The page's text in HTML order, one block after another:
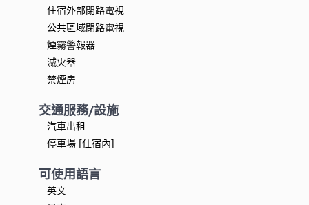
住宿外部閉路電視
公共區域閉路電視
煙霧警報器
滅火器
禁煙房
交通服務/設施
汽車出租
停車場 [住宿內]
可使用語言
英文